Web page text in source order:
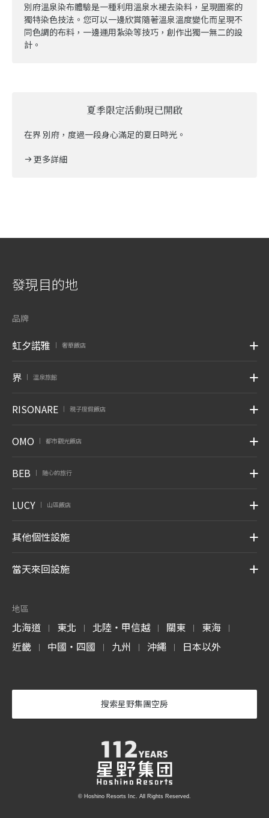
別府溫泉染布體驗是一種利用溫泉水褪去染料，呈現圖案的
獨特染色技法。您可以一邊欣賞隨著溫泉溫度變化而呈現不
同色調的布料，一邊運用紮染等技巧，創作出獨一無二的設
計。
夏季限定活動現已開啟
在界 別府，度過一段身心滿足的夏日時光。
更多詳細
發現目的地
品牌
虹夕諾雅 奢華飯店
界 溫泉旅館
RISONARE 親子度假飯店
OMO 都市觀光飯店
BEB 随心的旅行
LUCY 山區飯店
其他個性設施
當天來回設施
地區
北海道 | 東北 | 北陸・甲信越 | 關東 | 東海 |
近畿 | 中國・四國 | 九州 | 沖繩 | 日本以外
搜索星野集團空房
© Hoshino Resorts Inc. All Rights Reserved.